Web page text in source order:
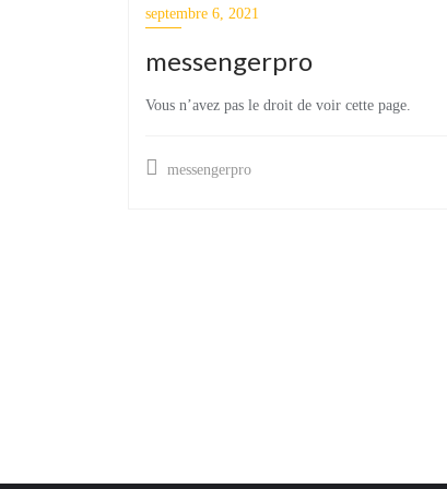
septembre 6, 2021
messengerpro
Vous n’avez pas le droit de voir cette page.
messengerpro